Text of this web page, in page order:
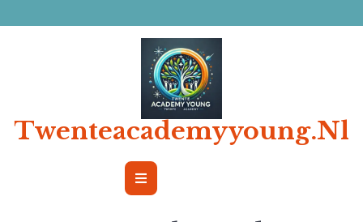
naar
Twenteacademyyoung.nl
Open